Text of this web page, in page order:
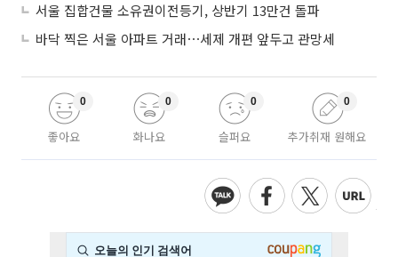
서울 집합건물 소유권이전등기, 상반기 13만건 돌파
바닥 찍은 서울 아파트 거래⋯세제 개편 앞두고 관망세
좋아요
0
화나요
0
슬퍼요
0
추가취재 원해요
0